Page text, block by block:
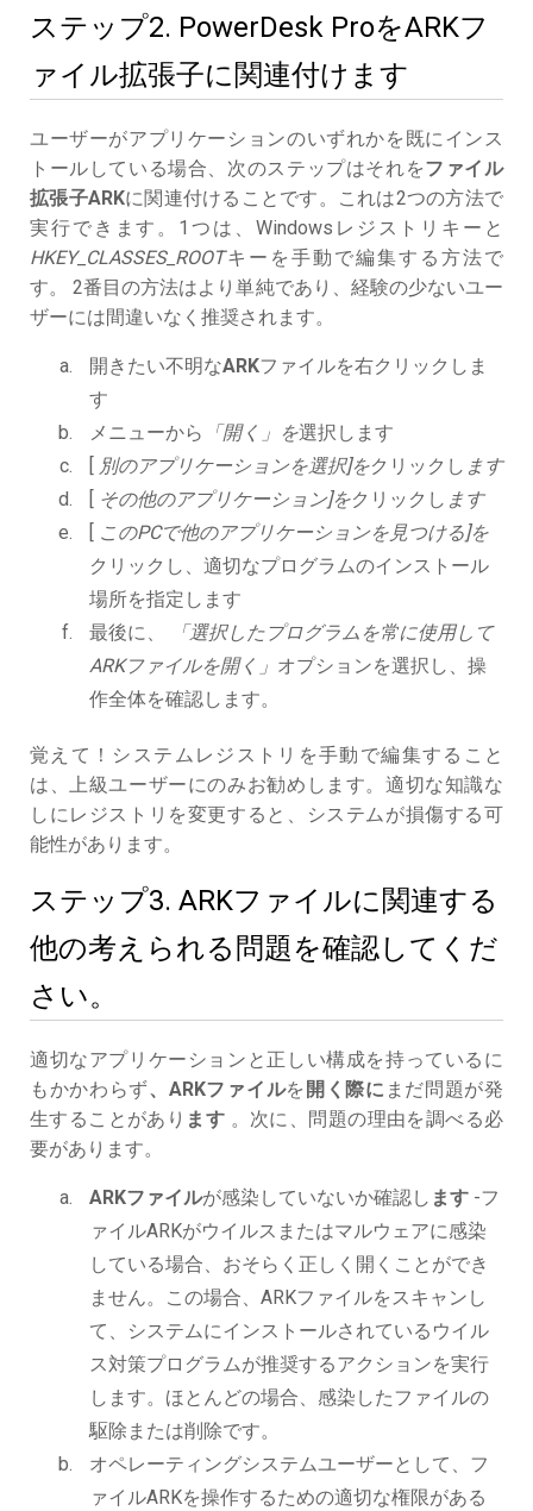
ステップ2. PowerDesk ProをARKフ
ァイル拡張子に関連付けます
ユーザーがアプリケーションのいずれかを既にインス
トールしている場合、次のステップはそれをファイル
拡張子ARKに関連付けることです。これは2つの方法で
実行できます。1つは、Windowsレジストリキーと
HKEY_CLASSES_ROOTキーを手動で編集する方法で
す。 2番目の方法はより単純であり、経験の少ないユー
ザーには間違いなく推奨されます。
開きたい不明なARKファイルを右クリックしま
す
メニューから
「開く」を選択します
[ 別のアプリケーションを選択]をクリックし ます
[ その他のアプリケーション]をクリックし ます
[ このPCで他のアプリケーションを見つける]を
クリックし、適切なプログラムのインストール
場所を指定します
最後に、
「選択したプログラムを常に使用して
ARKファイルを開く」 オプションを選択し、操
作全体を確認します。
覚えて！システムレジストリを手動で編集すること
は、上級ユーザーにのみお勧めします。適切な知識な
しにレジストリを変更すると、システムが損傷する可
能性があります。
ステップ3. ARKファイルに関連する
他の考えられる問題を確認してくだ
さい。
適切なアプリケーションと正しい構成を持っているに
もかかわらず、ARKファイルを 開く際に まだ問題が発
生することがあり ます 。次に、問題の理由を調べる必
要があります。
ARKファイルが感染していないか確認し ます -フ
ァイルARKがウイルスまたはマルウェアに感染
している場合、おそらく正しく開くことができ
ません。この場合、ARKファイルをスキャンし
て、システムにインストールされているウイル
ス対策プログラムが推奨するアクションを実行
します。ほとんどの場合、感染したファイルの
駆除または削除です。
オペレーティングシステムユーザーとして、フ
ァイルARKを操作するための適切な権限がある